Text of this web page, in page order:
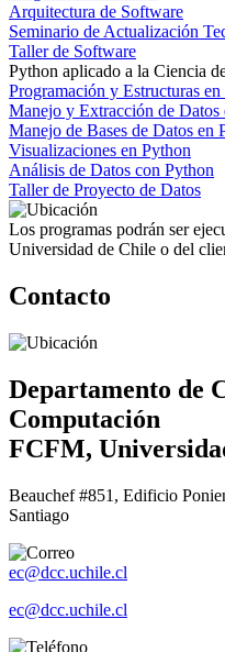
Arquitectura de Software
Seminario de Actualización
Taller de Software
Python aplicado a la Ciencia
Programación y Estructuras
Manejo y Extracción de Datos
Manejo de Bases de Datos en
Visualizaciones en Python
Análisis de Datos con Python
Taller de Proyecto de Datos
Los programas podrán ser
Universidad de Chile o del
Contacto
Departamento de
Computación
FCFM,
Beauchef #851, Edificio
Santiago
ec@dcc.uchile.cl
ec@dcc.uchile.cl